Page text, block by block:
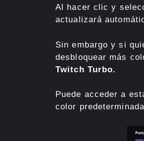
Al hacer clic y
actualizará
Sin embargo y si
desbloquear más
Twitch Turbo.
Puede acceder a
color